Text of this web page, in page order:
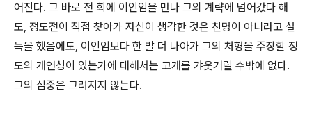
어진다. 그 바로 전 회에 이인임을 만나 그의 계략에 넘어갔다 해
도, 정도전이 직접 찾아가 자신이 생각한 것은 친명이 아니라고 설
득을 했음에도, 이인임보다 한 발 더 나아가 그의 처형을 주장할 정
도의 개연성이 있는가에 대해서는 고개를 갸웃거릴 수밖에 없다.
그의 심중은 그려지지 않는다.